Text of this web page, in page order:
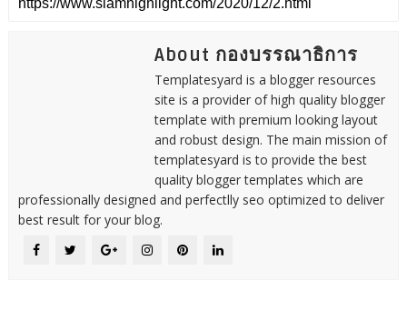
About กองบรรณาธิการ
Templatesyard is a blogger resources
site is a provider of high quality blogger
template with premium looking layout
and robust design. The main mission of
templatesyard is to provide the best
quality blogger templates which are
professionally designed and perfectlly seo optimized to deliver
best result for your blog.